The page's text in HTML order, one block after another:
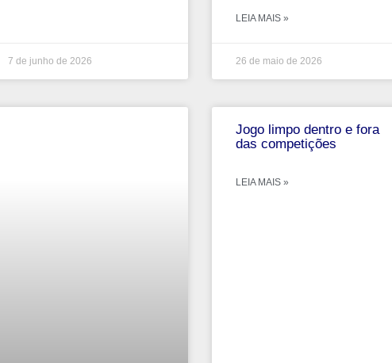
7 de junho de 2026
LEIA MAIS »
26 de maio de 2026
Jogo limpo dentro e fora
das competições
LEIA MAIS »